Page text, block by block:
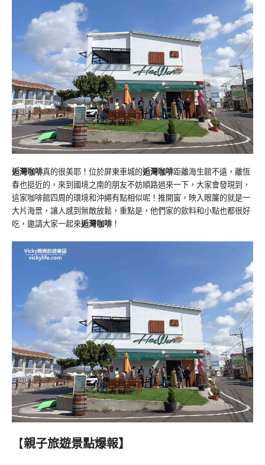
逅灣咖啡真的很美耶！位於屏東車城的逅灣咖啡距離海生館不遠，離恆
春也挺近的，來到國境之南的朋友不妨順路過來一下，大家會發現到，
這家咖啡館四周的環境和沖繩有點相似呢！推開窗，映入眼簾的就是一
大片海景，讓人感到無敵放鬆，重點是，他們家的飲料和小點也都很好
吃，邀請大家一起來逅灣咖啡！
【親子旅遊景點爆報】